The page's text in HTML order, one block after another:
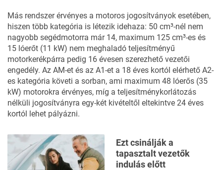
Más rendszer érvényes a motoros jogosítványok esetében,
hiszen több kategória is létezik idehaza: 50 cm³-nél nem
nagyobb segédmotorra már 14, maximum 125 cm³-es és
15 lóerőt (11 kW) nem meghaladó teljesítményű
motorkerékpárra pedig 16 évesen szerezhető vezetői
engedély. Az AM-et és az A1-et a 18 éves kortól elérhető A2-
es kategória követi a sorban, ami maximum 48 lóerős (35
kW) motorokra érvényes, míg a teljesítménykorlátozás
nélküli jogosítványra egy-két kivételtől eltekintve 24 éves
kortól lehet pályázni.
Ezt csinálják a
tapasztalt vezetők
indulás előtt